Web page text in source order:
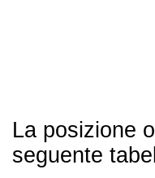
La posizione
seguente